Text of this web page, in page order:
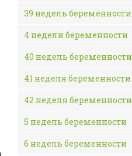
39 недель беременности
4 недели беременности
40 недель беременности
41 неделя беременности
42 неделя беременности
5 недель беременности
6 недель беременности